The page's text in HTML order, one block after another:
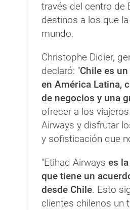
través del centro de
destinos a los que
mundo.
Christophe Didier,
declaró: "Chile es
en América Latina,
de negocios y una
ofrecer a los
Airways y disfrutar
y sofisticación que
"Etihad Airways es
que tiene un
desde Chile. Esto
clientes chilenos un